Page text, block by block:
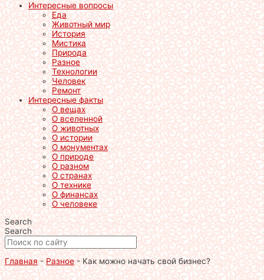
Интересные вопросы
Еда
Животный мир
История
Мистика
Природа
Разное
Технологии
Человек
Ремонт
Интересные факты
О вещах
О вселенной
О животных
О истории
О монументах
О природе
О разном
О странах
О технике
О финансах
О человеке
Search
Search
Главная-Разное-Как можно начать свой бизнес?